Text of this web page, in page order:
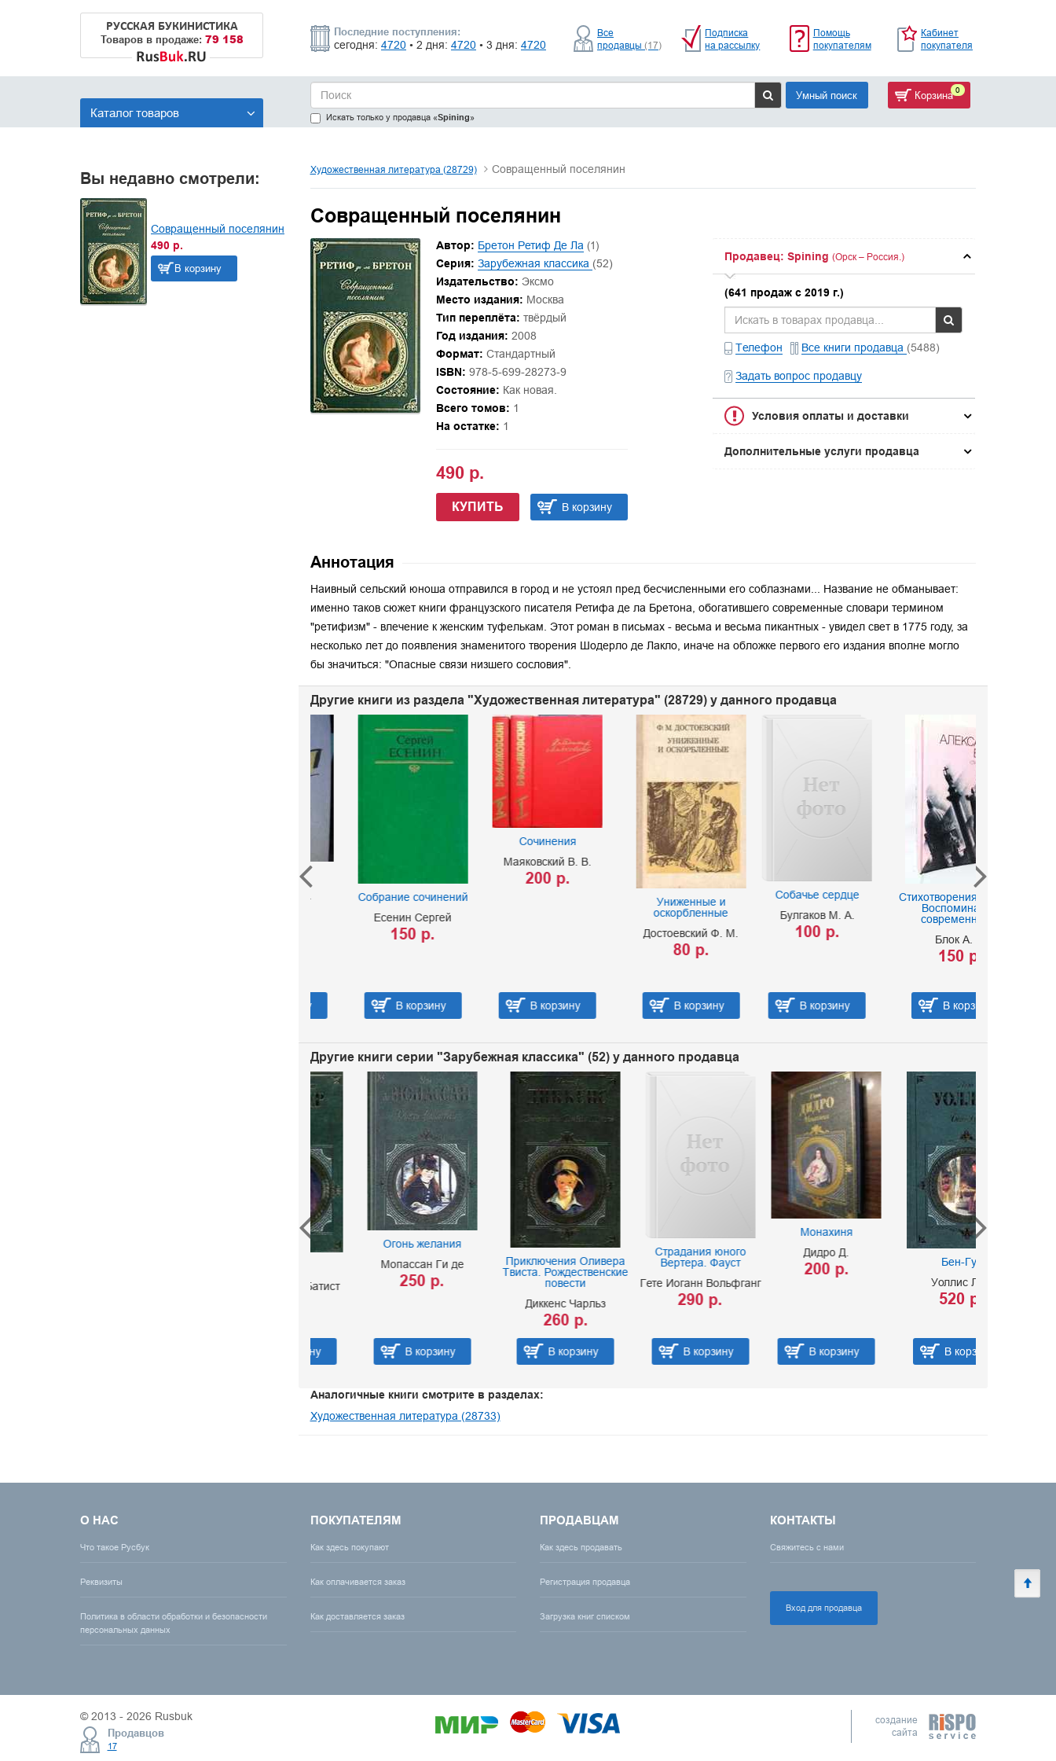
РУССКАЯ БУКИНИСТИКА
Товаров в продаже: 79 158
Последние поступления:
сегодня: 4720 • 2 дня: 4720 • 3 дня: 4720
Все
продавцы (17)
Подписка
на рассылку
Помощь
покупателям
Кабинет
покупателя
Каталог товаров Искать только у продавца «Spining»
Умный поиск Корзина 0
Вы недавно смотрели:
Совращенный поселянин
490 р.
В корзину
Художественная литература (28729) Совращенный поселянин
Совращенный поселянин
Автор: Бретон Ретиф Де Ла (1)
Серия: Зарубежная классика (52)
Издательство: Эксмо
Место издания: Москва
Тип переплёта: твёрдый
Год издания: 2008
Формат: Стандартный
ISBN: 978-5-699-28273-9
Состояние: Как новая.
Всего томов: 1
На остатке: 1
490 р.
КУПИТЬ В корзину
Продавец: Spining (Орск – Россия.)
(641 продаж с 2019 г.)
Телефон Все книги продавца (5488)
Задать вопрос продавцу
Условия оплаты и доставки
Дополнительные услуги продавца
Аннотация
Наивный сельский юноша отправился в город и не устоял пред бесчисленными его соблазнами... Название не обманывает:
именно таков сюжет книги французского писателя Ретифа де ла Бретона, обогатившего современные словари термином
"ретифизм" - влечение к женским туфелькам. Этот роман в письмах - весьма и весьма пикантных - увидел свет в 1775 году, за
несколько лет до появления знаменитого творения Шодерло де Лакло, иначе на обложке первого его издания вполне могло
бы значиться: "Опасные связи низшего сословия".
Другие книги из раздела "Художественная литература" (28729) у данного продавца
Собрание сочинений
Есенин Сергей
В корзину
Сочинения
Маяковский В. В.
В корзину
Униженные и
оскорбленные
Достоевский Ф. М.
В корзину
Собачье сердце
Булгаков М. А.
В корзину
Стихотворения. Поэмы.
Воспоминания
современников
Блок А. А.
В корзину
Другие книги серии "Зарубежная классика" (52) у данного продавца
Огонь желания
Мопассан Ги де
В корзину
Приключения Оливера
Твиста. Рождественские
Диккенс Чарльз
В корзину
Страдания юного
Вертера. Фауст
Гете Иоганн Вольфганг
В корзину В корзину
Уоллис Лью
В корзину
Аналогичные книги смотрите в разделах:
Художественная литература (28733)
О НАС
Что такое Русбук
Реквизиты
Политика в области обработки и безопасности
персональных данных
ПОКУПАТЕЛЯМ
Как здесь покупают
Как оплачивается заказ
Как доставляется заказ
ПРОДАВЦАМ
Как здесь продавать
Регистрация продавца
Загрузка книг списком
КОНТАКТЫ
Свяжитесь с нами
Вход для продавца
© 2013 - 2026 Rusbuk
Продавцов
17
создание
сайта